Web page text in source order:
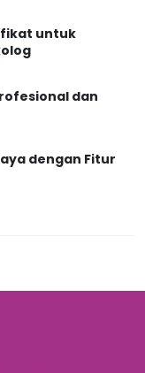
untuk
dan
dengan Fitur